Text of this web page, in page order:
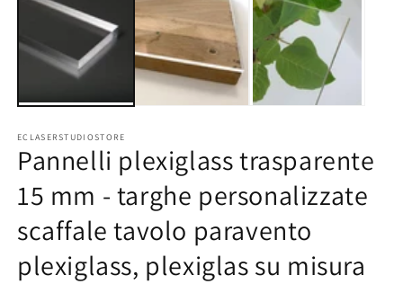
modale
ECLASERSTUDIOSTORE
Pannelli plexiglass trasparente
15 mm - targhe personalizzate
scaffale tavolo paravento
plexiglass, plexiglas su misura